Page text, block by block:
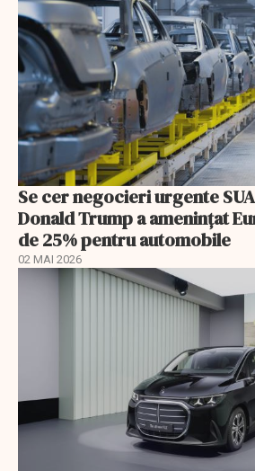
Se cer negocieri urgente
Donald Trump a ameninţat
de 25% pentru automobile
02 MAI 2026